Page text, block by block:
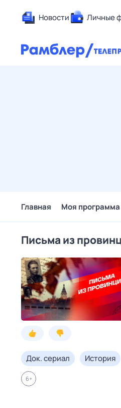
Новости Личные
Главная Моя программа
Письма из
Док. сериал История
6+